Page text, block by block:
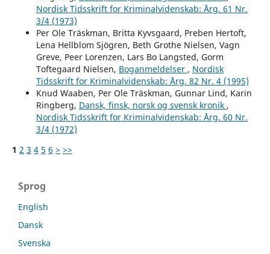
Nordisk Tidsskrift for Kriminalvidenskab: Årg. 61 Nr.
3/4 (1973)
Per Ole Träskman, Britta Kyvsgaard, Preben Hertoft,
Lena Hellblom Sjögren, Beth Grothe Nielsen, Vagn
Greve, Peer Lorenzen, Lars Bo Langsted, Gorm
Toftegaard Nielsen, Boganmeldelser , Nordisk
Tidsskrift for Kriminalvidenskab: Årg. 82 Nr. 4 (1995)
Knud Waaben, Per Ole Träskman, Gunnar Lind, Karin
Ringberg, Dansk, finsk, norsk og svensk kronik ,
Nordisk Tidsskrift for Kriminalvidenskab: Årg. 60 Nr.
3/4 (1972)
1 2 3 4 5 6 > >>
Sprog
English
Dansk
Svenska